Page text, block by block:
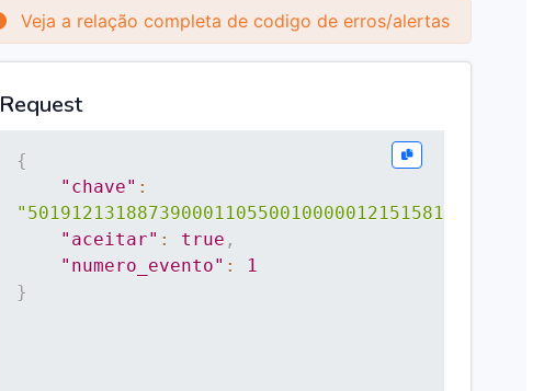
Veja a relação completa de codigo de erros/alertas
Request
{
"chave" :
"50191213188739000110550010000012151581978542"
"aceitar" : true ,
"numero_evento" :
1
}